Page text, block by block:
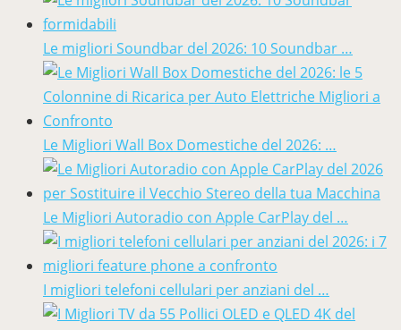
Le migliori Soundbar del 2026: 10 Soundbar …
Le Migliori Wall Box Domestiche del 2026: …
Le Migliori Autoradio con Apple CarPlay del …
I migliori telefoni cellulari per anziani del …